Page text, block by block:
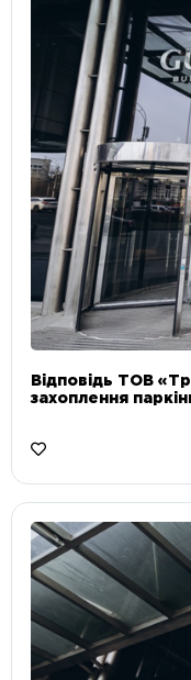
Відповідь ТОВ
захоплення